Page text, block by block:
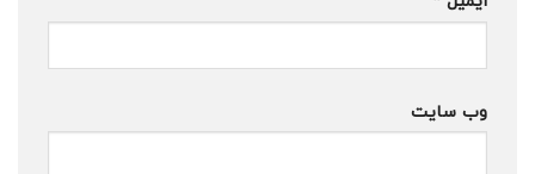
وب‌ سایت